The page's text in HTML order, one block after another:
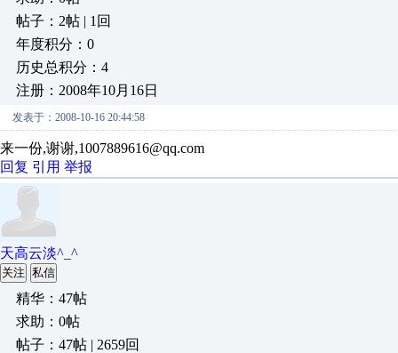
帖子：2帖 | 1回
年度积分：0
历史总积分：4
注册：2008年10月16日
发表于：2008-10-16 20:44:58
来一份,谢谢,1007889616@qq.com
回复 引用 举报
天高云淡^_^
关注 私信
精华：47帖
求助：0帖
帖子：47帖 | 2659回